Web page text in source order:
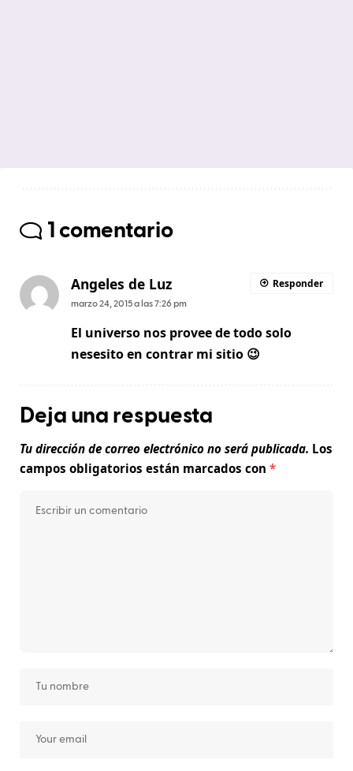
1 comentario
Angeles de Luz
marzo 24, 2015 a las 7:26 pm
El universo nos provee de todo solo
nesesito en contrar mi sitio 😉
Responder
Deja una respuesta
Tu dirección de correo electrónico no será publicada. Los
campos obligatorios están marcados con *